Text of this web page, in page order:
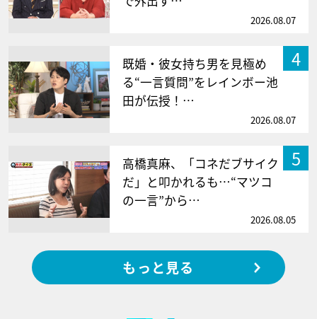
2026.08.07
4
既婚・彼女持ち男を見極め
る“一言質問”をレインボー池
田が伝授！…
2026.08.07
5
高橋真麻、「コネだブサイク
だ」と叩かれるも…“マツコ
の一言”から…
2026.08.05
もっと見る